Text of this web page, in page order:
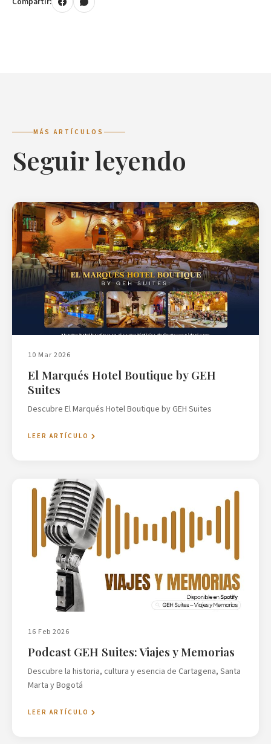
MÁS ARTÍCULOS
Seguir leyendo
10 Mar 2026
El Marqués Hotel Boutique by GEH
Suites
Descubre El Marqués Hotel Boutique by GEH Suites
LEER ARTÍCULO
16 Feb 2026
Podcast GEH Suites: Viajes y Memorias
Descubre la historia, cultura y esencia de Cartagena, Santa
Marta y Bogotá
LEER ARTÍCULO